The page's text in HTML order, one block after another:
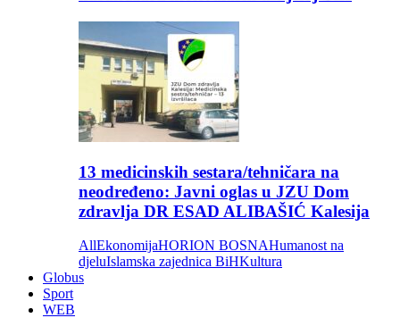
13 medicinskih sestara/tehničara na
neodređeno: Javni oglas u JZU Dom
zdravlja DR ESAD ALIBAŠIĆ Kalesija
AllEkonomijaHORION BOSNAHumanost na
djeluIslamska zajednica BiHKultura
Globus
Sport
WEB